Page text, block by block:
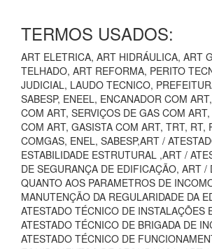
TERMOS USADOS:
ART ELETRICA, ART HIDRÁULICA, ART
TELHADO, ART REFORMA, PERITO
JUDICIAL, LAUDO TECNICO,
SABESP, ENEEL, ENCANADOR COM
COM ART, SERVIÇOS DE GAS COM
COM ART, GASISTA COM ART, TRT, RT,
COMGAS, ENEL, SABESP,ART /
ESTABILIDADE ESTRUTURAL ,ART /
DE SEGURANÇA DE EDIFICAÇÃO, ART /
QUANTO AOS PARAMETROS DE
MANUTENÇÃO DA REGULARIDADE DA
ATESTADO TÉCNICO DE INSTALAÇÕES
ATESTADO TÉCNICO DE BRIGADA DE
ATESTADO TÉCNICO DE